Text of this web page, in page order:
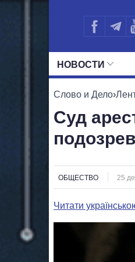
НОВОСТИ
Слово и Дело›
Суд
ОБЩЕСТВО 25
Читати